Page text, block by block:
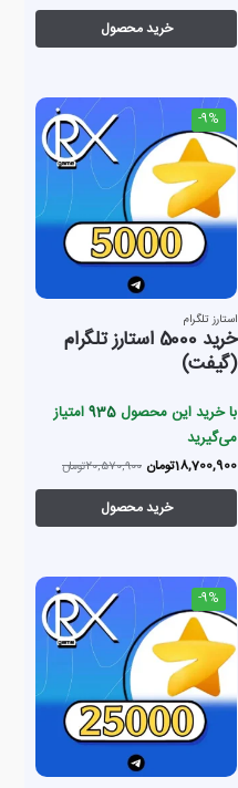
خرید محصول
-9%
استارز تلگرام
خرید 5000 استارز تلگرام
(گیفت)
با خرید این محصول935امتیاز
می‌گیرید
20,570,900تومان 18,700,900تومان
خرید محصول
-9%